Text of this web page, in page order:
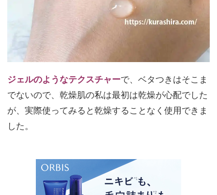
ジェルのようなテクスチャーで、ベタつきはそこま
でないので、乾燥肌の私は最初は乾燥が心配でした
が、実際使ってみると乾燥することなく使用できま
した。